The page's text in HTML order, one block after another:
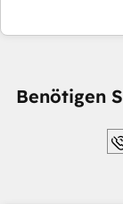
Benötigen